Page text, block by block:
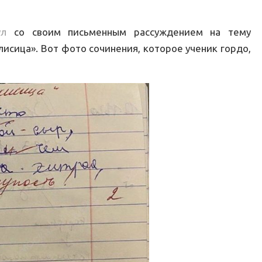
со своим письменным рассуждением на тему
Вот фото сочинения, которое ученик гордо,